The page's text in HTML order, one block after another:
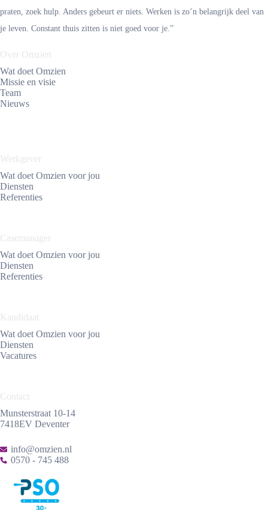
praten, zoek hulp. Anders gebeurt er niets. Werken is zo’n belangrijk deel van
je leven. Constant thuis zitten is niet goed voor je.”
Over Omzien
Wat doet Omzien
Missie en visie
Team
Nieuws
Werkgever
Wat doet Omzien voor jou
Diensten
Referenties
Casemanager
Wat doet Omzien voor jou
Diensten
Referenties
Kandidaat
Wat doet Omzien voor jou
Diensten
Vacatures
Contact
Munsterstraat 10-14
7418EV Deventer
info@omzien.nl
0570 - 745 488